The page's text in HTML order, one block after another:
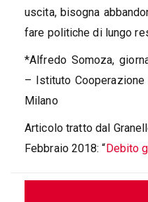
uscita, bisogna
fare politiche di lungo
*Alfredo Somoza,
– Istituto Cooperazione
Milano
Articolo tratto dal
Febbraio 2018: “ Debito